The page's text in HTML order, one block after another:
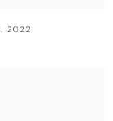
, 2022